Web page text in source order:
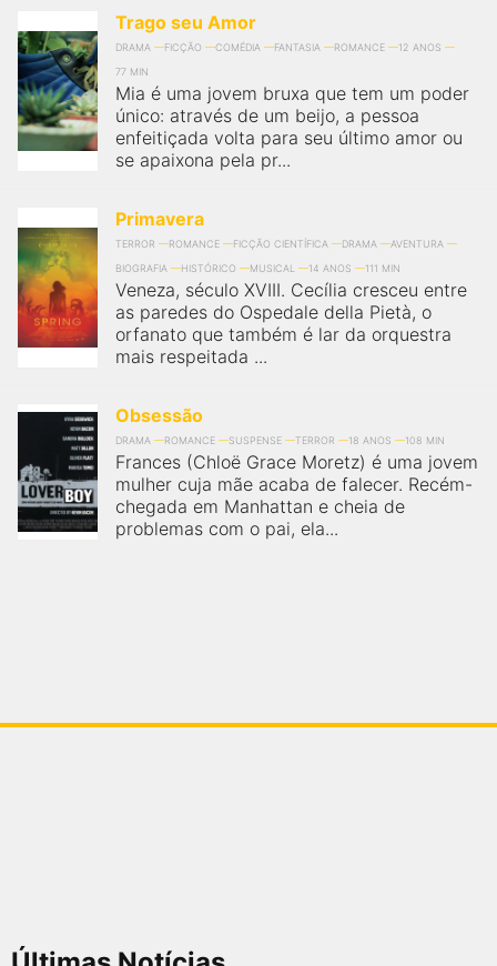
Trago seu Amor
DRAMA FICÇÃO COMÉDIA FANTASIA ROMANCE
12 ANOS
77 MIN
Mia é uma jovem bruxa que tem um poder
único: através de um beijo, a pessoa
enfeitiçada volta para seu último amor ou
se apaixona pela pr...
Primavera
TERROR ROMANCE FICÇÃO CIENTÍFICA DRAMA
AVENTURA
BIOGRAFIA
HISTÓRICO MUSICAL 14 ANOS 111 MIN
Veneza, século XVIII. Cecília cresceu entre
as paredes do Ospedale della Pietà, o
orfanato que também é lar da orquestra
mais respeitada ...
Obsessão
DRAMA ROMANCE SUSPENSE TERROR 18 ANOS 108 MIN
Frances (Chloë Grace Moretz) é uma jovem
mulher cuja mãe acaba de falecer. Recém-
chegada em Manhattan e cheia de
problemas com o pai, ela...